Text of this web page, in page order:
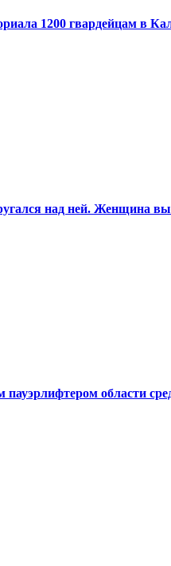
1200 гвардейцам в
над ней. Женщина
области